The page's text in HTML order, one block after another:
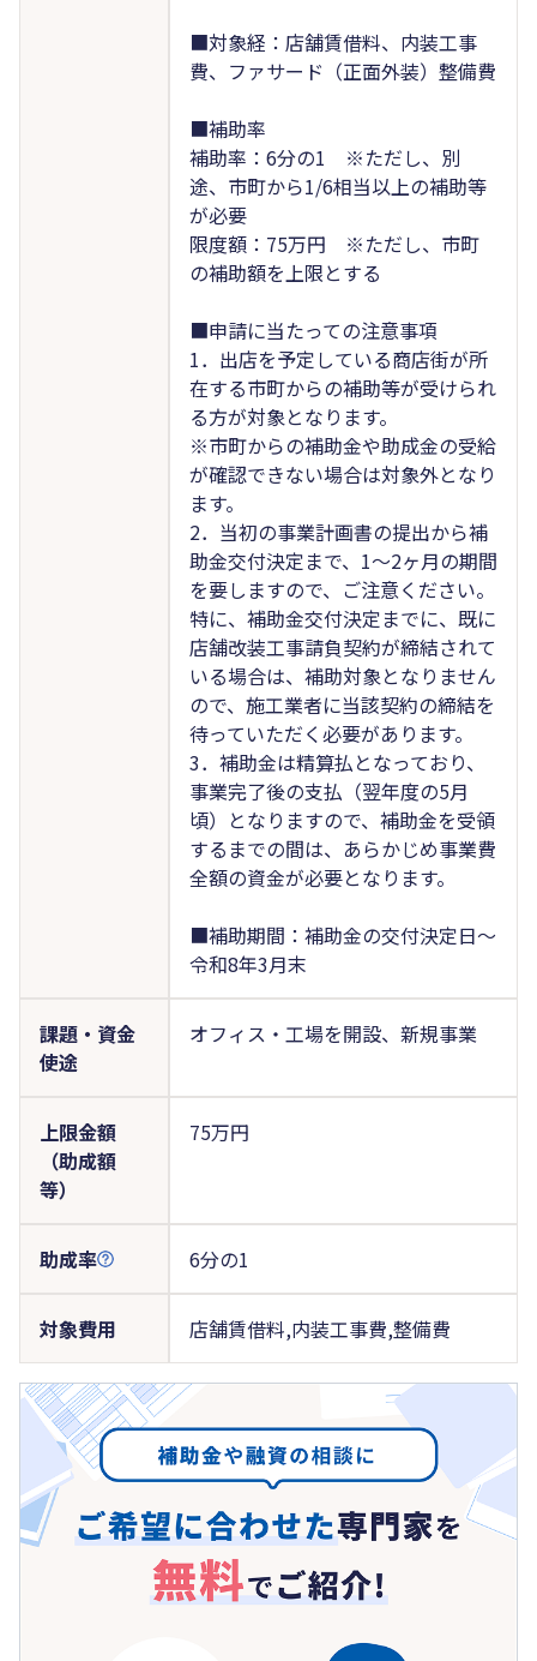
■対象経：店舗賃借料、内装工事
費、ファサード（正面外装）整備費
■補助率
補助率：6分の1 ※ただし、別
途、市町から1/6相当以上の補助等
が必要
限度額：75万円 ※ただし、市町
の補助額を上限とする
■申請に当たっての注意事項
1．出店を予定している商店街が所
在する市町からの補助等が受けられ
る方が対象となります。
※市町からの補助金や助成金の受給
が確認できない場合は対象外となり
ます。
2．当初の事業計画書の提出から補
助金交付決定まで、1～2ヶ月の期間
を要しますので、ご注意ください。
特に、補助金交付決定までに、既に
店舗改装工事請負契約が締結されて
いる場合は、補助対象となりません
ので、施工業者に当該契約の締結を
待っていただく必要があります。
3．補助金は精算払となっており、
事業完了後の支払（翌年度の5月
頃）となりますので、補助金を受領
するまでの間は、あらかじめ事業費
全額の資金が必要となります。
■補助期間：補助金の交付決定日～
令和8年3月末
課題・資金
使途
オフィス・工場を開設、新規事業
上限金額
（助成額
等）
75万円
助成率 6分の1
対象費用 店舗賃借料,内装工事費,整備費